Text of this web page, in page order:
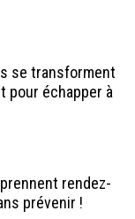
se transforment
pour échapper à
rendez-
prévenir !